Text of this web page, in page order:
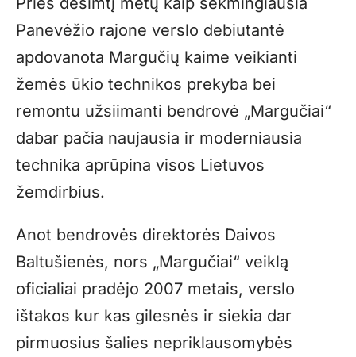
Panevėžio rajone verslo debiutantė
apdovanota Margučių kaime veikianti
žemės ūkio technikos prekyba bei
remontu užsiimanti bendrovė „Margučiai“
dabar pačia naujausia ir moderniausia
technika aprūpina visos Lietuvos
žemdirbius.
Anot bendrovės direktorės Daivos
Baltušienės, nors „Margučiai“ veiklą
oficialiai pradėjo 2007 metais, verslo
ištakos kur kas gilesnės ir siekia dar
pirmuosius šalies nepriklausomybės